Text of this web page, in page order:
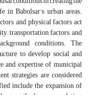
in Babolsar's urban areas.
and physical factors act
transportation factors, and
conditions. The
to develop social and
and expertise of municipal
strategies are considered
include the expansion of